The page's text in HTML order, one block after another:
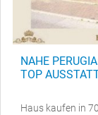
NAHE
TOP
Haus kaufen in